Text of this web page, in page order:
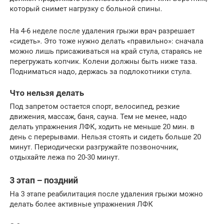
который снимет нагрузку с больной спины.
На 4-6 неделе после удаления грыжи врач разрешает
«сидеть». Это тоже нужно делать «правильно»: сначала
можно лишь присаживаться на край стула, стараясь не
перегружать копчик. Колени должны быть ниже таза.
Подниматься надо, держась за подлокотники стула.
Что нельзя делать
Под запретом остается спорт, велосипед, резкие
движения, массаж, баня, сауна. Тем не менее, надо
делать упражнения ЛФК, ходить не меньше 20 мин. в
день с перерывами. Нельзя стоять и сидеть больше 20
минут. Периодически разгружайте позвоночник,
отдыхайте лежа по 20-30 минут.
3 этап – поздний
На 3 этапе реабилитация после удаления грыжи можно
делать более активные упражнения ЛФК